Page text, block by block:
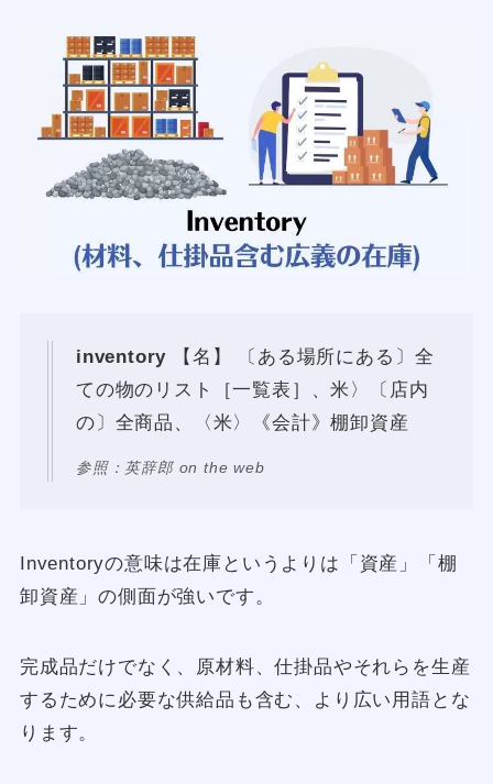
inventory
【名】 〔ある場所にある〕全
ての物のリスト［一覧表］、米〉〔店内
の〕全商品、〈米〉《会計》棚卸資産
参照：英辞郎 on the web
Inventoryの意味は在庫というよりは「資産」「棚
卸資産」の側面が強いです。
完成品だけでなく、原材料、仕掛品やそれらを生産
するために必要な供給品も含む、より広い用語とな
ります。